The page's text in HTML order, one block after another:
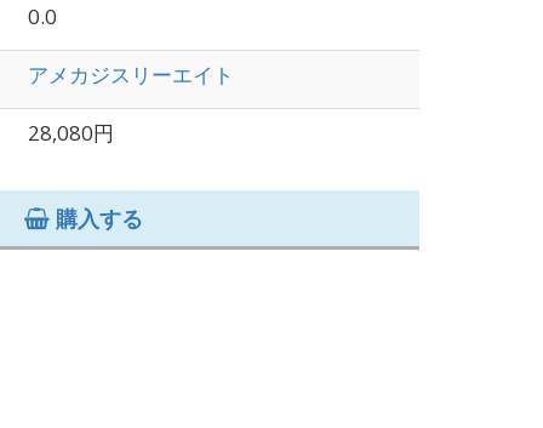
0.0
アメカジスリーエイト
28,080円
購入する